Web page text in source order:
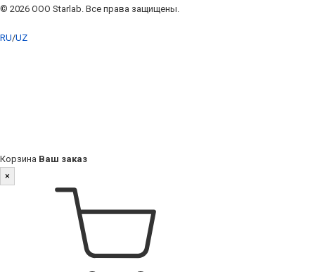
© 2026 ООО Starlab. Все права защищены.
RU/UZ
Корзина Ваш заказ
×